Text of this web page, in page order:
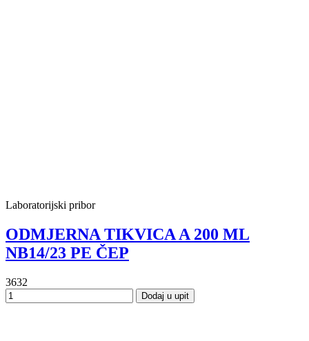
Laboratorijski pribor
ODMJERNA TIKVICA A 200 ML
NB14/23 PE ČEP
3632
Dodaj u upit